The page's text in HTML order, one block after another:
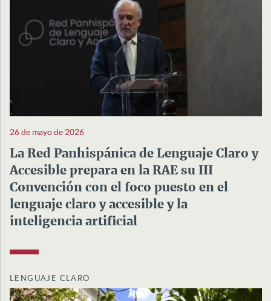
26 de mayo de 2026
La Red Panhispánica de Lenguaje Claro y
Accesible prepara en la RAE su III
Convención con el foco puesto en el
lenguaje claro y accesible y la
inteligencia artificial
LENGUAJE CLARO